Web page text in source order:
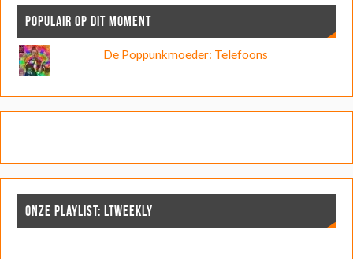
POPULAIR OP DIT MOMENT
De Poppunkmoeder: Telefoons
ONZE PLAYLIST: LTWEEKLY